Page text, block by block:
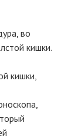
во
кишки.
кишки,